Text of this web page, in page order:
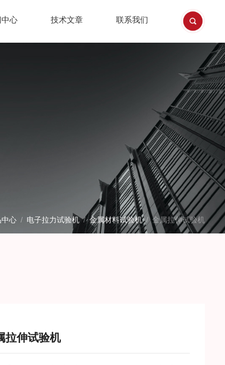
心 技术文章 联系我们
心/ 电子拉力试验机/金属材料试验机/ 金属拉伸试验机
拉伸试验机